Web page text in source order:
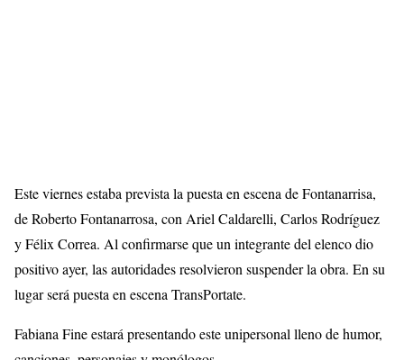
Este viernes estaba prevista la puesta en escena de Fontanarrisa,
de Roberto Fontanarrosa, con Ariel Caldarelli, Carlos Rodríguez
y Félix Correa. Al confirmarse que un integrante del elenco dio
positivo ayer, las autoridades resolvieron suspender la obra. En su
lugar será puesta en escena TransPortate.
Fabiana Fine estará presentando este unipersonal lleno de humor,